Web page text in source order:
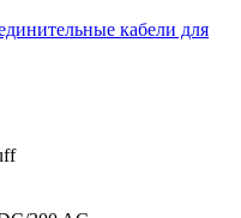
кабели для